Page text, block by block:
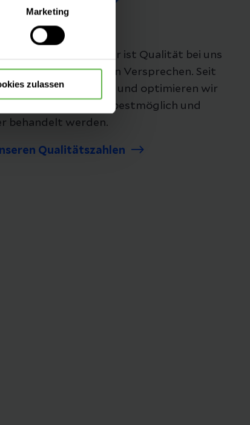
hinsichtlich der
aller Cookies
Marketing
zulassen
Qualität
geht immer!", daher ist Qualität bei uns
nur ein Wort, es ist ein Versprechen. Seit
als 25 Jahren messen und optimieren wir
Qualität, damit sie bestmöglich und
behandelt werden.
Qualitätszahlen